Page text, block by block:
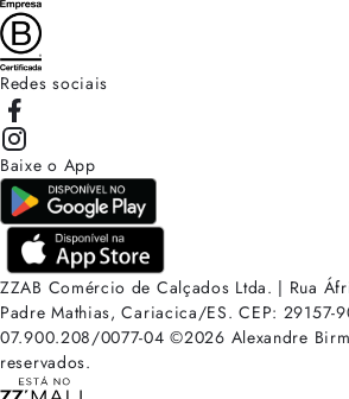
Redes sociais
Baixe o App
ZZAB Comércio de Calçados Ltda. | Rua
Padre Mathias, Cariacica/ES. CEP: 29157-
07.900.208/0077-04 ©2026 Alexandre
reservados.